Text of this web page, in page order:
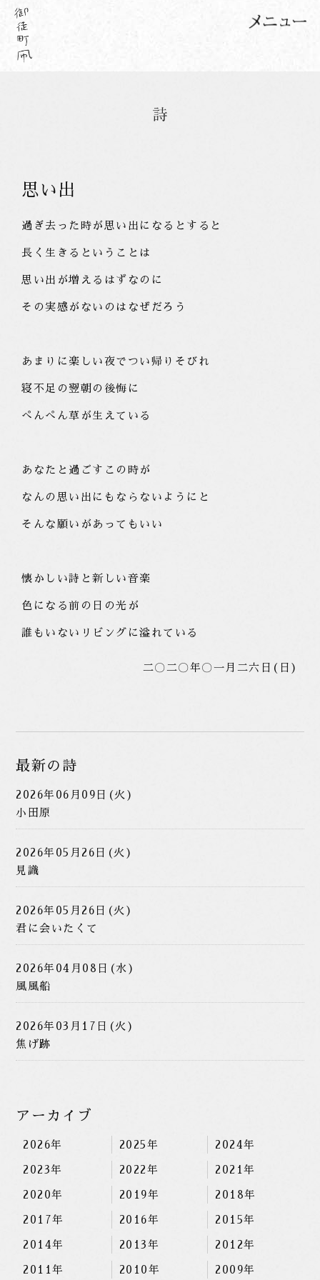
思い出
過ぎ去った時が思い出になるとすると
長く生きるということは
思い出が増えるはずなのに
その実感がないのはなぜだろう
あまりに楽しい夜でつい帰りそびれ
寝不足の翌朝の後悔に
ぺんぺん草が生えている
あなたと過ごすこの時が
なんの思い出にもならないようにと
そんな願いがあってもいい
懐かしい詩と新しい音楽
色になる前の日の光が
誰もいないリビングに溢れている
二〇二〇年〇一月二六日(日)
最新の詩
2026年06月09日(火)
小田原
2026年05月26日(火)
見識
2026年05月26日(火)
君に会いたくて
2026年04月08日(水)
風風船
2026年03月17日(火)
焦げ跡
アーカイブ
2026年 2025年 2024年
2023年 2022年 2021年
2020年 2019年 2018年
2017年 2016年 2015年
2014年 2013年 2012年
2011年 2010年 2009年